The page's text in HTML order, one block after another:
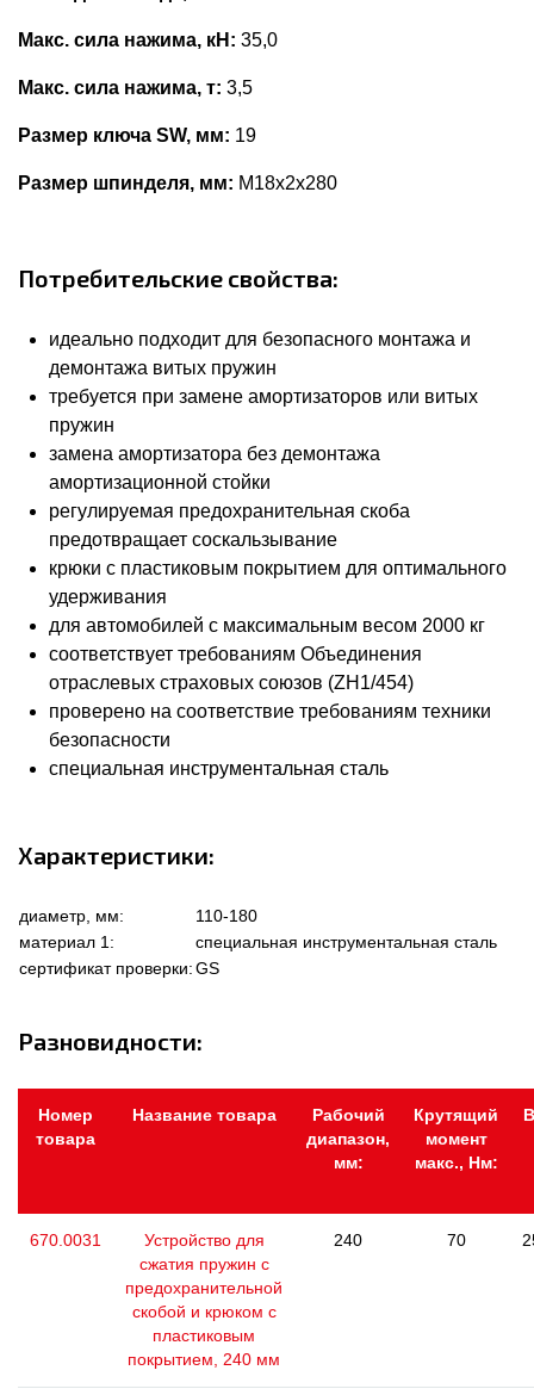
Макс. сила нажима, кН: 35,0
Макс. сила нажима, т: 3,5
Размер ключа SW, мм: 19
Размер шпинделя, мм: M18x2x280
Потребительские свойства:
идеально подходит для безопасного монтажа и
демонтажа витых пружин
требуется при замене амортизаторов или витых
пружин
замена амортизатора без демонтажа
амортизационной стойки
регулируемая предохранительная скоба
предотвращает соскальзывание
крюки с пластиковым покрытием для оптимального
удерживания
для автомобилей с максимальным весом 2000 кг
соответствует требованиям Объединения
отраслевых страховых союзов (ZH1/454)
проверено на соответствие требованиям техники
безопасности
специальная инструментальная сталь
Характеристики:
диаметр, мм:
110-180
материал 1:
специальная инструментальная сталь
сертификат проверки:GS
Разновидности:
Номер
товара
Название товара
Рабочий
диапазон,
мм:
Крутящий
момент
макс., Нм:
670.0031
Устройство для
сжатия пружин с
предохранительной
скобой и крюком с
пластиковым
покрытием, 240 мм
240 70